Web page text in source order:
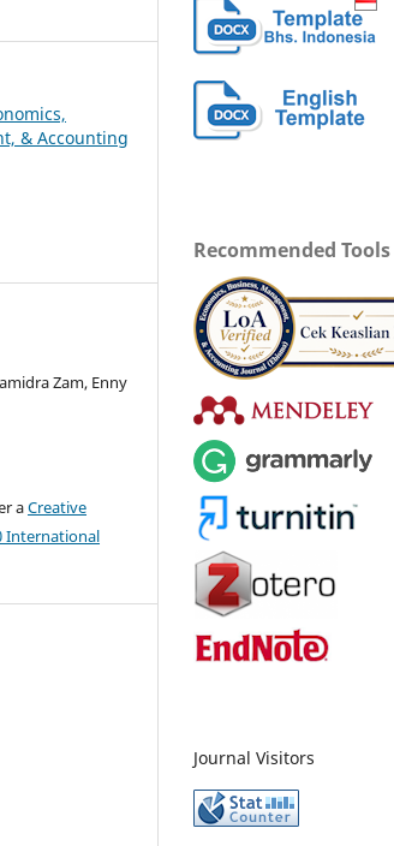
& Accounting
Zam, Enny
aCreative
International
Recommended Tools
Journal Visitors